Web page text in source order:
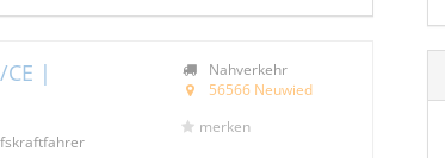
|
Nahverkehr
56566 Neuwied
merken